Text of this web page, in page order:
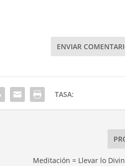
ENVIAR
TASA:
Meditación = Llevar lo